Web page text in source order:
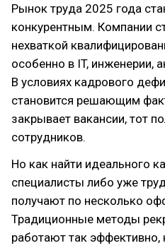
Рынок труда 2025 года
конкурентным. Компании
нехваткой
особенно в IT, инженерии,
В условиях кадрового
становится решающим
закрывает вакансии, тот
сотрудников.
Но как найти идеального
специалисты либо уже
получают по несколько
Традиционные методы
работают так